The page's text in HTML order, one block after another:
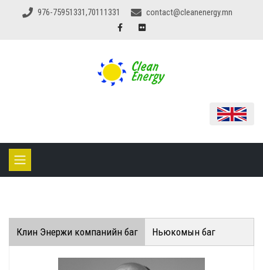
976-75951331,70111331 contact@cleanenergy.mn
Клин Энержи компанийн баг Ньюкомын баг